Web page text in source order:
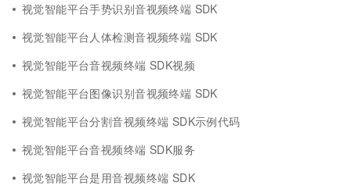
视觉智能平台手势识别音视频终端 SDK
视觉智能平台人体检测音视频终端 SDK
视觉智能平台音视频终端 SDK视频
视觉智能平台图像识别音视频终端 SDK
视觉智能平台分割音视频终端 SDK示例代码
视觉智能平台音视频终端 SDK服务
视觉智能平台是用音视频终端 SDK